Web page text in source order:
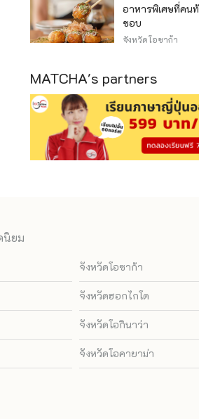
อาหารพิเศษที่คน
ชอบ
จังหวัดโอซาก้า
MATCHA's partners
นิยม
จังหวัดโอซาก้า
จังหวัดฮอกไกโด
จังหวัดโอกินาว่า
จังหวัดโอคายาม่า